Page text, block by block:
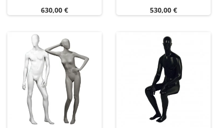
Prix
630,00 € Prix
530,00 €